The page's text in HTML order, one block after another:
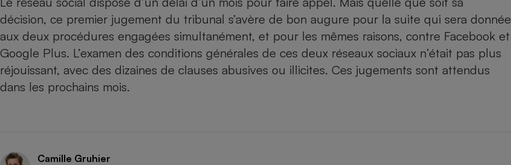
décision, ce premier jugement du tribunal s’avère de bon augure pour la suite qui sera donnée
aux deux procédures engagées simultanément, et pour les mêmes raisons, contre Facebook et
Google Plus. L’examen des conditions générales de ces deux réseaux sociaux n’était pas plus
réjouissant, avec des dizaines de clauses abusives ou illicites. Ces jugements sont attendus
dans les prochains mois.
Camille Gruhier